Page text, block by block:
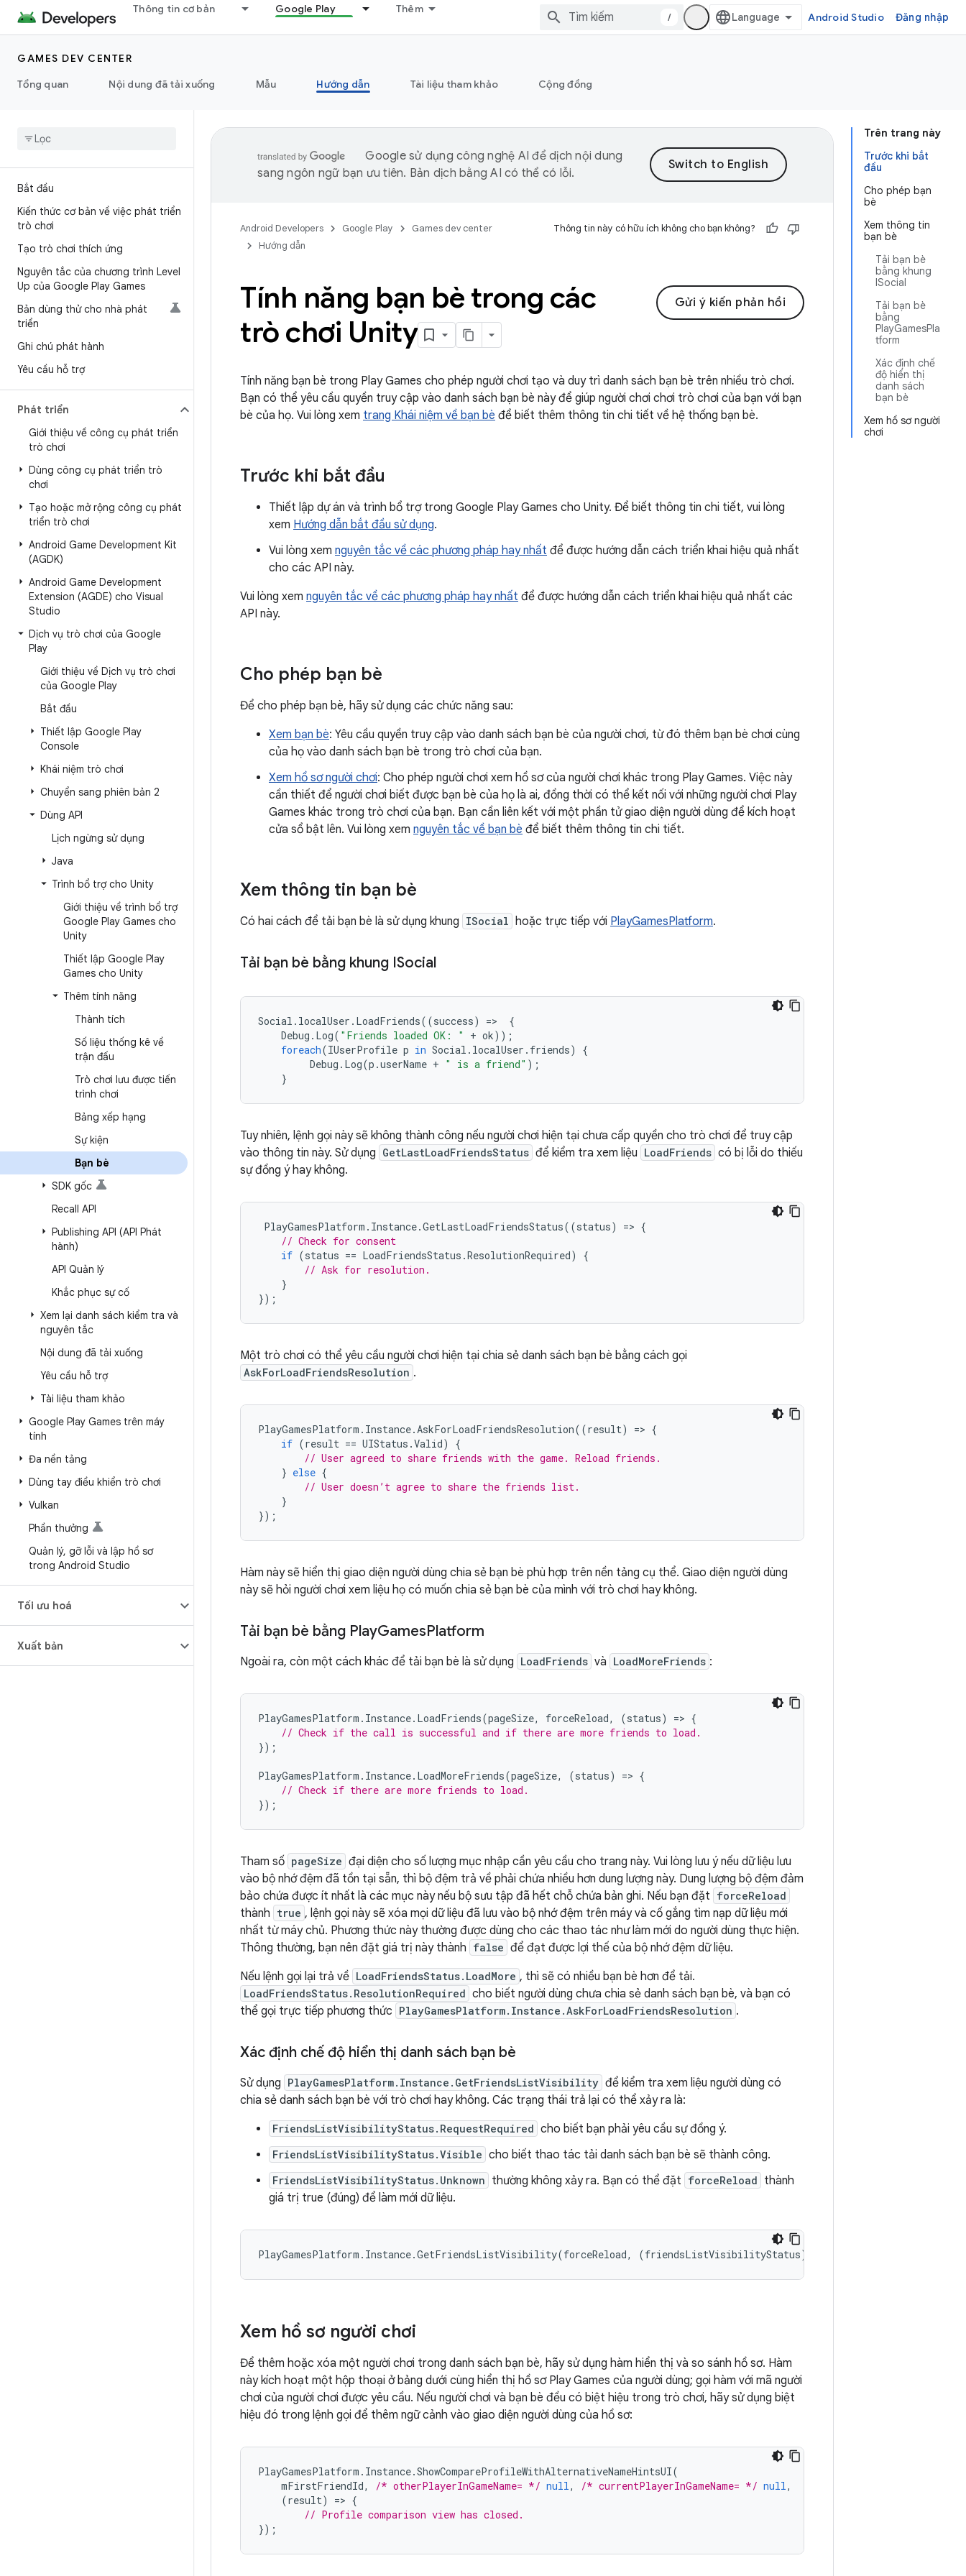
Thông tin cơ bản Google Play Thêm
/ Android Studio Đăng nhập
GAMES DEV CENTER
Tổng quan
Nội dung đã tải xuống Mẫu Hướng dẫn Tài liệu tham khảo Cộng đồng
Bắt đầu
Kiến thức cơ bản về việc phát triển
trò chơi
Tạo trò chơi thích ứng
Nguyên tắc của chương trình Level
Up của Google Play Games
Bản dùng thử cho nhà phát
triển
Ghi chú phát hành
Yêu cầu hỗ trợ
Phát triển
Giới thiệu về công cụ phát triển
trò chơi
Dùng công cụ phát triển trò
chơi
Tạo hoặc mở rộng công cụ phát
triển trò chơi
Android Game Development Kit
(AGDK)
Android Game Development
Extension (AGDE) cho Visual
Studio
Dịch vụ trò chơi của Google
Play
Giới thiệu về Dịch vụ trò chơi
của Google Play
Bắt đầu
Thiết lập Google Play
Console
Khái niệm trò chơi
Chuyển sang phiên bản 2
Dùng API
Lịch ngừng sử dụng
Java
Trình bổ trợ cho Unity
Giới thiệu về trình bổ trợ
Google Play Games cho
Unity
Thiết lập Google Play
Games cho Unity
Thêm tính năng
Thành tích
Số liệu thống kê về
trận đấu
Trò chơi lưu được tiến
trình chơi
Bảng xếp hạng
Sự kiện
Bạn bè
SDK gốc
Recall API
Publishing API (API Phát
hành)
API Quản lý
Khắc phục sự cố
Xem lại danh sách kiểm tra và
nguyên tắc
Nội dung đã tải xuống
Yêu cầu hỗ trợ
Tài liệu tham khảo
Google Play Games trên máy
tính
Đa nền tảng
Dùng tay điều khiển trò chơi
Vulkan
Phần thưởng
Quản lý, gỡ lỗi và lập hồ sơ
trong Android Studio
Tối ưu hoá
Xuất bản
Trên trang này
Trước khi bắt
đầu
Cho phép bạn
bè
Xem thông tin
bạn bè
Tải bạn bè
bằng khung
ISocial
Tải bạn bè
bằng
PlayGamesPla
tform
Xác định chế
độ hiển thị
danh sách
bạn bè
Xem hồ sơ người
chơi
Google sử dụng công nghệ AI để dịch nội dung
sang ngôn ngữ bạn ưu tiên. Bản dịch bằng AI có thể có lỗi.
Android Developers Google Play
Games dev center
Hướng dẫn
Thông tin này có hữu ích không cho bạn không?
Gửi ý kiến phản hồi
Tính năng bạn bè trong các
trò chơi Unity
Tính năng bạn bè trong Play Games cho phép người chơi tạo và duy trì danh sách bạn bè trên nhiều trò chơi.
Bạn có thể yêu cầu quyền truy cập vào danh sách bạn bè này để giúp người chơi chơi trò chơi của bạn với bạn
bè của họ. Vui lòng xem trang Khái niệm về bạn bè để biết thêm thông tin chi tiết về hệ thống bạn bè.
Trước khi bắt đầu
Thiết lập dự án và trình bổ trợ trong Google Play Games cho Unity. Để biết thông tin chi tiết, vui lòng
xem Hướng dẫn bắt đầu sử dụng.
Vui lòng xem nguyên tắc về các phương pháp hay nhất để được hướng dẫn cách triển khai hiệu quả nhất
cho các API này.
Vui lòng xem nguyên tắc về các phương pháp hay nhất để được hướng dẫn cách triển khai hiệu quả nhất các
API này.
Cho phép bạn bè
Để cho phép bạn bè, hãy sử dụng các chức năng sau:
Xem bạn bè: Yêu cầu quyền truy cập vào danh sách bạn bè của người chơi, từ đó thêm bạn bè chơi cùng
của họ vào danh sách bạn bè trong trò chơi của bạn.
Xem hồ sơ người chơi: Cho phép người chơi xem hồ sơ của người chơi khác trong Play Games. Việc này
cần thiết để người chơi biết được bạn bè của họ là ai, đồng thời có thể kết nối với những người chơi Play
Games khác trong trò chơi của bạn. Bạn cần liên kết với một phần tử giao diện người dùng để kích hoạt
cửa sổ bật lên. Vui lòng xem nguyên tắc về bạn bè để biết thêm thông tin chi tiết.
Xem thông tin bạn bè
Có hai cách để tải bạn bè là sử dụng khung ISocial hoặc trực tiếp với PlayGamesPlatform.
Tải bạn bè bằng khung ISocial
Social . localUser . LoadFriends((success) =>
{
Debug . Log( "Friends loaded OK: " + ok));
foreach(IUserProfile p in Social . localUser . friends)
{
Debug . Log(p .userName + " is a friend" );
}
Tuy nhiên, lệnh gọi này sẽ không thành công nếu người chơi hiện tại chưa cấp quyền cho trò chơi để truy cập
vào thông tin này. Sử dụng GetLastLoadFriendsStatus để kiểm tra xem liệu LoadFriends có bị lỗi do thiếu
sự đồng ý hay không.
PlayGamesPlatform . Instance.GetLastLoadFriendsStatus((status) => {
// Check for consent
if (status == LoadFriendsStatus .ResolutionRequired)
{
// Ask for resolution.
}
});
Một trò chơi có thể yêu cầu người chơi hiện tại chia sẻ danh sách bạn bè bằng cách gọi
AskForLoadFriendsResolution .
PlayGamesPlatform . Instance.AskForLoadFriendsResolution((result) => {
if (result == UIStatus .Valid)
{
// User agreed to share friends with the game. Reload friends.
} else {
// User doesn’t agree to share the friends list.
}
});
Hàm này sẽ hiển thị giao diện người dùng chia sẻ bạn bè phù hợp trên nền tảng cụ thể. Giao diện người dùng
này sẽ hỏi người chơi xem liệu họ có muốn chia sẻ bạn bè của mình với trò chơi hay không.
Tải bạn bè bằng PlayGamesPlatform
Ngoài ra, còn một cách khác để tải bạn bè là sử dụng LoadFriends và LoadMoreFriends :
PlayGamesPlatform . Instance. LoadFriends(pageSize, forceReload, (status) => {
// Check if the call is successful and if there are more friends to load.
});
PlayGamesPlatform . Instance. LoadMoreFriends(pageSize, (status) => {
// Check if there are more friends to load.
});
Tham số pageSize đại diện cho số lượng mục nhập cần yêu cầu cho trang này. Vui lòng lưu ý nếu dữ liệu lưu
vào bộ nhớ đệm đã tồn tại sẵn, thì bộ đệm trả về phải chứa nhiều hơn dung lượng này. Dung lượng bộ đệm đảm
bảo chứa được ít nhất là các mục này nếu bộ sưu tập đã hết chỗ chứa bản ghi. Nếu bạn đặt forceReload
thành true , lệnh gọi này sẽ xóa mọi dữ liệu đã lưu vào bộ nhớ đệm trên máy và cố gắng tìm nạp dữ liệu mới
nhất từ máy chủ. Phương thức này thường được dùng cho các thao tác như làm mới do người dùng thực hiện.
Thông thường, bạn nên đặt giá trị này thành false để đạt được lợi thế của bộ nhớ đệm dữ liệu.
Nếu lệnh gọi lại trả về LoadFriendsStatus.LoadMore , thì sẽ có nhiều bạn bè hơn để tải.
LoadFriendsStatus.ResolutionRequired cho biết người dùng chưa chia sẻ danh sách bạn bè, và bạn có
thể gọi trực tiếp phương thức PlayGamesPlatform.Instance.AskForLoadFriendsResolution .
Xác định chế độ hiển thị danh sách bạn bè
Sử dụng PlayGamesPlatform.Instance.GetFriendsListVisibility để kiểm tra xem liệu người dùng có
chia sẻ danh sách bạn bè với trò chơi hay không. Các trạng thái trả lại có thể xảy ra là:
FriendsListVisibilityStatus.RequestRequired cho biết bạn phải yêu cầu sự đồng ý.
FriendsListVisibilityStatus.Visible cho biết thao tác tải danh sách bạn bè sẽ thành công.
FriendsListVisibilityStatus.Unknown thường không xảy ra. Bạn có thể đặt forceReload thành
giá trị true (đúng) để làm mới dữ liệu.
PlayGamesPlatform . Instance.GetFriendsListVisibility(forceReload, (friendsListVisibilityStatus)
Xem hồ sơ người chơi
Để thêm hoặc xóa một người chơi trong danh sách bạn bè, hãy sử dụng hàm hiển thị và so sánh hồ sơ. Hàm
này kích hoạt một hộp thoại ở bảng dưới cùng hiển thị hồ sơ Play Games của người dùng; gọi hàm với mã người
chơi của người chơi được yêu cầu. Nếu người chơi và bạn bè đều có biệt hiệu trong trò chơi, hãy sử dụng biệt
hiệu đó trong lệnh gọi để thêm ngữ cảnh vào giao diện người dùng của hồ sơ:
PlayGamesPlatform . Instance.ShowCompareProfileWithAlternativeNameHintsUI(
mFirstFriendId, /* otherPlayerInGameName= */ null, /* currentPlayerInGameName= */ null,
(result) => {
// Profile comparison view has closed.
});